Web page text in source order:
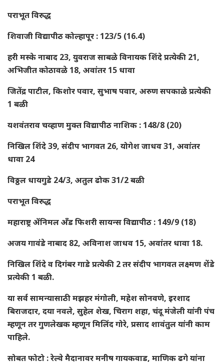
पराभूत विरुद्ध
शिवाजी विद्यापीठ कोल्हापूर : 123/5 (16.4)
हरी मस्के नाबाद 23, युवराज साबळे विनायक शिंदे प्रत्येकी 21,
अभिजीत कोठावळे 18, अवांतर 15 धावा
जितेंद्र पाटील, किशोर पवार, सुभाष पवार, अरुण सपकाळे प्रत्येकी
1 बळी
यशवंतराव चव्हाण मुक्त विद्यापीठ नाशिक : 148/8 (20)
निखिल शिंदे 39, संदीप भागवत 26, योगेश जाधव 31, अवांतर
धावा 24
विठ्ठल धायगुडे 24/3, अतुल ढोक 31/2 बळी
पराभूत विरुद्ध
महाराष्ट्र ॲनिमल अँड फिशरी सायन्स विद्यापीठ : 149/9 (18)
अजय गावंडे नाबाद 82, अविनाश जाधव 15, अवांतर धावा 18.
निखिल शिंदे व दिगंबर गाडे प्रत्येकी 2 तर संदीप भागवत लक्ष्मण शेंडे
प्रत्येकी 1 बळी.
या सर्व सामन्यासाठी मझहर मंगोली, महेश सोनवणे, इरशाद
बिराजदार, दया नवले, सुहेल शेख, चिराग शहा, चंदू मंजेली यांनी पंच
म्हणून तर गुणलेखक म्हणून मिलिंद गोरे, प्रसाद शावंतुल यांनी काम
पाहिले.
सोबत फोटो : रेल्वे मैदानावर मनीष गायकवाड, माणिक ढगे यांना